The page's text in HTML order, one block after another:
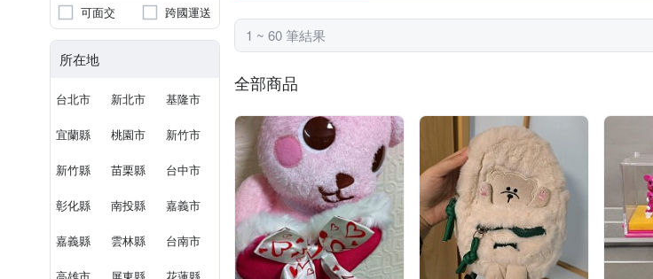
可面交 跨國運送
所在地
台北市 新北市 基隆市
宜蘭縣 桃園市 新竹市
新竹縣 苗栗縣 台中市
彰化縣 南投縣 嘉義市
嘉義縣 雲林縣 台南市
1 ~ 60 筆結果
全部商品